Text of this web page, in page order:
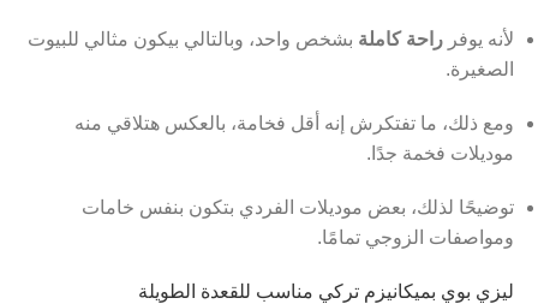
لأنه يوفر راحة كاملة بشخص واحد، وبالتالي بيكون مثالي للبيوت
الصغيرة.
ومع ذلك، ما تفتكرش إنه أقل فخامة، بالعكس هتلاقي منه
موديلات فخمة جدًا.
توضيحًا لذلك، بعض موديلات الفردي بتكون بنفس خامات
ومواصفات الزوجي تمامًا.
ليزي بوي بميكانيزم تركي مناسب للقعدة الطويلة